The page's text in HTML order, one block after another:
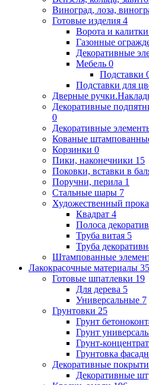
Виноград, лоза,
Готовые изделия 4
Ворота и калитки
Газонные
Декоративные
Мебель 0
Подставки
Подставки для
Дверные
Декоративные
0
Декоративные
Кованые
Корзинки 0
Пики, наконечники 15
Поковки, вставки в
Поручни, перила 1
Стальные шары 7
Художественный
Квадрат 4
Полоса
Труба витая 5
Труба
Штампованные
Лакокрасочные материалы
Готовые шпатлевки 19
Для дерева 5
Универсальные 7
Грунтовки 25
Грунт
Грунт
Грунт-концентрат
Грунтовка
Декоративные
Декоративные